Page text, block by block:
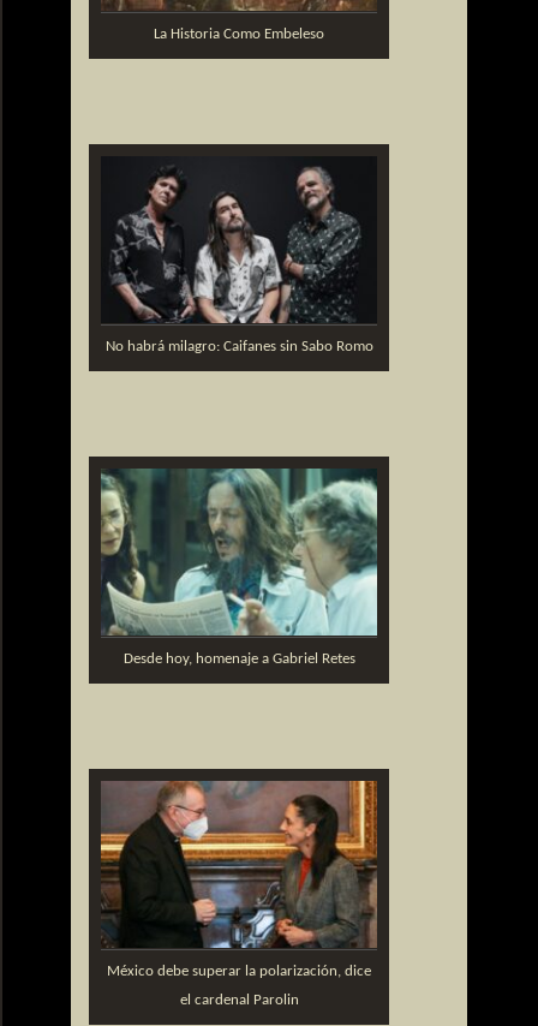
La Historia Como Embeleso
No habrá milagro: Caifanes sin Sabo Romo
Desde hoy, homenaje a Gabriel Retes
México debe superar la polarización, dice
el cardenal Parolin